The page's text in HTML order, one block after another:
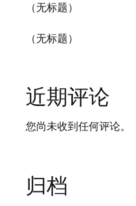
（无标题）
（无标题）
近期评论
您尚未收到任何评论。
归档